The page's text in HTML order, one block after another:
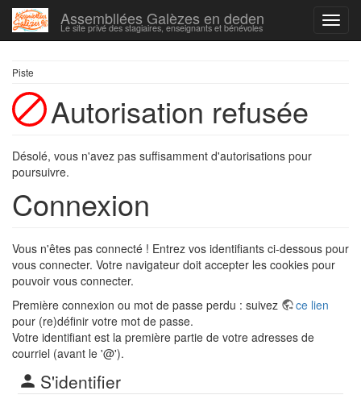
Assembllées Galèzes en deden
Le site privé des stagiaires, enseignants et bénévoles
Piste
Autorisation refusée
Désolé, vous n'avez pas suffisamment d'autorisations pour
poursuivre.
Connexion
Vous n'êtes pas connecté ! Entrez vos identifiants ci-dessous pour
vous connecter. Votre navigateur doit accepter les cookies pour
pouvoir vous connecter.
Première connexion ou mot de passe perdu : suivez
ce lien
pour (re)définir votre mot de passe.
Votre identifiant est la première partie de votre adresses de
courriel (avant le '@').
S'identifier